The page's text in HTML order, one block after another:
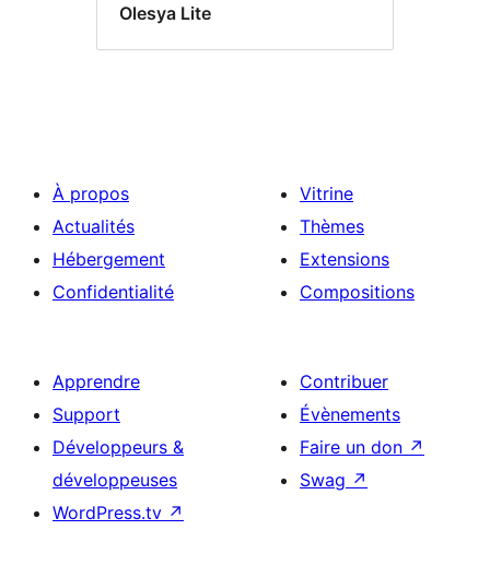
Olesya Lite
À propos
Actualités
Hébergement
Confidentialité
Vitrine
Thèmes
Extensions
Compositions
Apprendre
Support
Développeurs &
développeuses
WordPress.tv ↗
Contribuer
Évènements
Faire un don ↗
Swag ↗